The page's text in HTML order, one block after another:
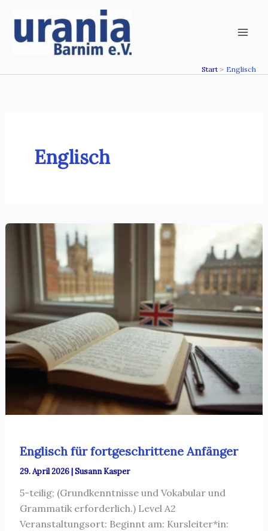
Inhalt
springen
Start Englisch
Englisch
Englisch für fortgeschrittene Anfänger
29. April 2026|Susann Kasper
5-teilig; (Grundkenntnisse und Vokabular und
Grammatik erforderlich.) Level A2
Veranstaltungsort: Beginnt am: Kursleiter*in: